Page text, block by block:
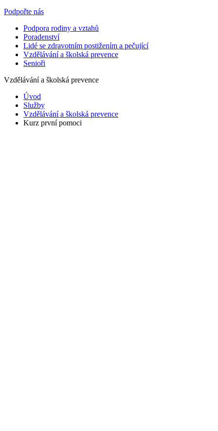
Podpořte nás
Podpora rodiny a vztahů
Poradenství
Lidé se zdravotním postižením a pečující
Vzdělávání a školská prevence
Senioři
Vzdělávání a školská prevence
Úvod
Služby
Vzdělávání a školská prevence
Kurz první pomoci